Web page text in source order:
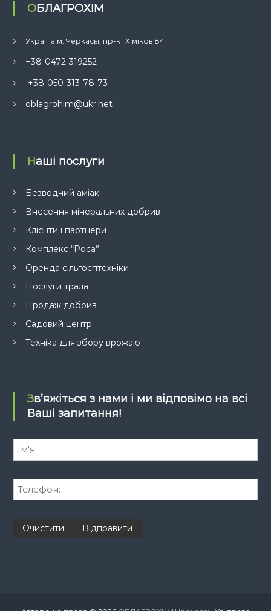
ОБЛАГРОХІМ
Україна м. Черкасы, пр-кт Хіміков 84
+38-0472-319252
+38-050-313-78-73
oblagrohim@ukr.net
Наші послуги
Безводний аміак
Внесення мінеральних добрив
Клієнти і партнери
Комплекс “Роса”
Оренда сільгосптехніки
Послуги трала
Продаж добрив
Садовий центр
Техніка для збору врожаю
Зв’яжіться з нами і ми відповімо на всі
Ваші запитання!